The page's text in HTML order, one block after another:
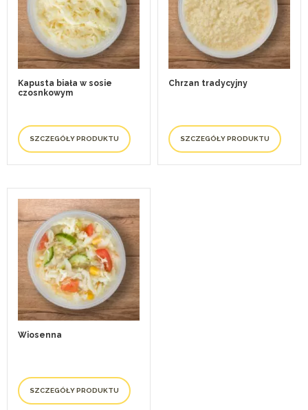
Kapusta biała w sosie
czosnkowym
SZCZEGÓŁY PRODUKTU
Chrzan tradycyjny
SZCZEGÓŁY PRODUKTU
Wiosenna
SZCZEGÓŁY PRODUKTU